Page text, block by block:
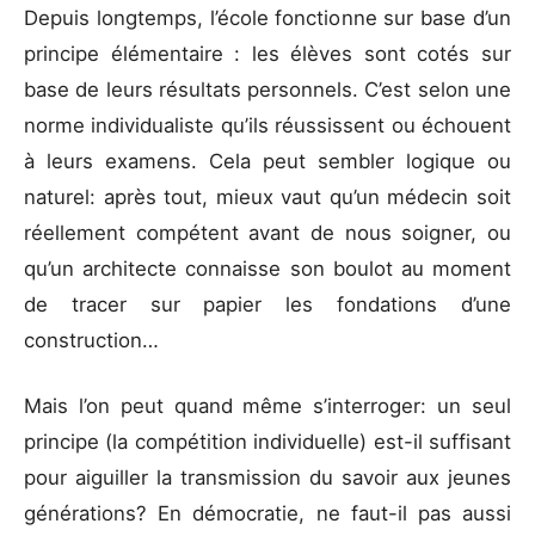
Depuis longtemps, l’école fonctionne sur base d’un
principe élémentaire : les élèves sont cotés sur
base de leurs résultats personnels. C’est selon une
norme individualiste qu’ils réussissent ou échouent
à leurs examens. Cela peut sembler logique ou
naturel: après tout, mieux vaut qu’un médecin soit
réellement compétent avant de nous soigner, ou
qu’un architecte connaisse son boulot au moment
de tracer sur papier les fondations d’une
construction…
Mais l’on peut quand même s’interroger: un seul
principe (la compétition individuelle) est-il suffisant
pour aiguiller la transmission du savoir aux jeunes
générations? En démocratie, ne faut-il pas aussi